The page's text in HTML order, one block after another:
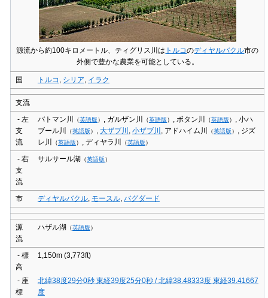
源流から約100キロメートル、ティグリス川は トルコのディヤルバクル市の
外側で豊かな農業を可能としている。
国 トルコ , シリア, イラク
支流
- 左
支
流
バトマン川 （英語版） , ガルザン川 （英語版） , ボタン川 （英語版） , 小ハ
ブール川
（英語版） , 大ザブ川 , 小ザブ川 , アドハイム川 （英語版） , ジズ
レ川
（英語版） , ディヤラ川 （英語版）
- 右
支
流
サルサール湖 （英語版）
市 ディヤルバクル, モースル, バグダード
源
流
ハザル湖 （英語版）
- 標
高
1,150m (3,773ft)
- 座
標
北緯38度29分0秒 東経39度25分0秒/北緯38.48333度 東経39.41667
度